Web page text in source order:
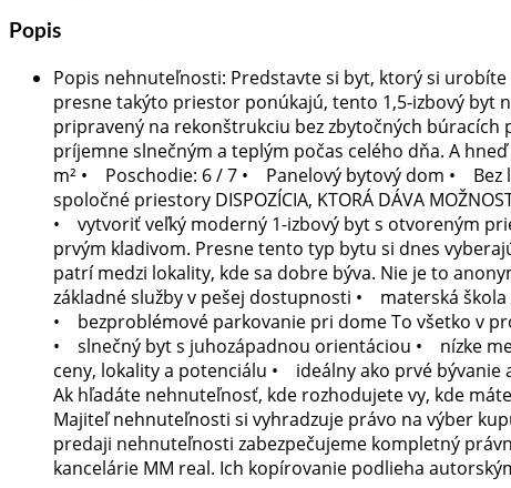
Popis
Popis nehnuteľnosti: Predstavte si byt, ktorý si
presne takýto priestor ponúkajú, tento 1,5-izbový byt
pripravený na rekonštrukciu bez zbytočných
príjemne slnečným a teplým počas celého dňa. A
m² • Poschodie: 6 / 7 • Panelový bytový dom •
spoločné priestory DISPOZÍCIA, KTORÁ DÁVA
• vytvoriť veľký moderný 1-izbový byt s otvoreným
prvým kladivom. Presne tento typ bytu si dnes
patrí medzi lokality, kde sa dobre býva. Nie je to
základné služby v pešej dostupnosti • materská
• bezproblémové parkovanie pri dome To všetko v
• slnečný byt s juhozápadnou orientáciou • nízke
ceny, lokality a potenciálu • ideálny ako prvé
Ak hľadáte nehnuteľnosť, kde rozhodujete vy, kde
Majiteľ nehnuteľnosti si vyhradzuje právo na výber
predaji nehnuteľnosti zabezpečujeme kompletný
kancelárie MM real. Ich kopírovanie podlieha